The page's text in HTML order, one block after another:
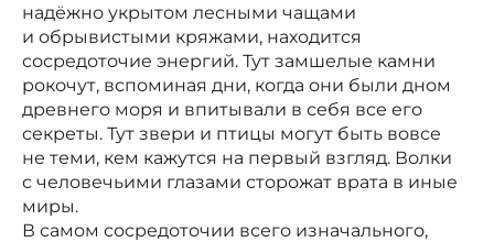
надёжно укрытом лесными чащами
и обрывистыми кряжами, находится
сосредоточие энергий. Тут замшелые камни
рокочут, вспоминая дни, когда они были дном
древнего моря и впитывали в себя все его
секреты. Тут звери и птицы могут быть вовсе
не теми, кем кажутся на первый взгляд. Волки
с человечьими глазами сторожат врата в иные
миры.
В самом сосредоточии всего изначального,